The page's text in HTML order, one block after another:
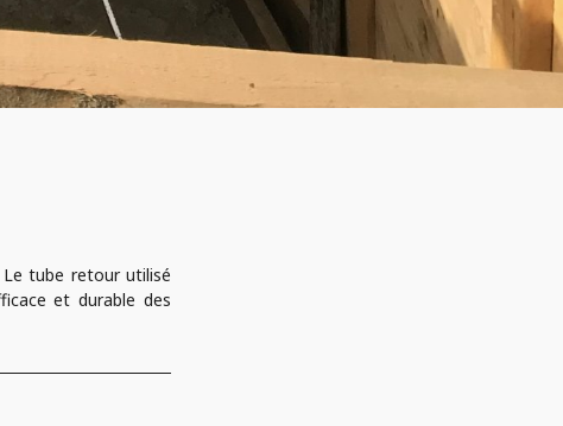
tube retour utilisé
et durable des